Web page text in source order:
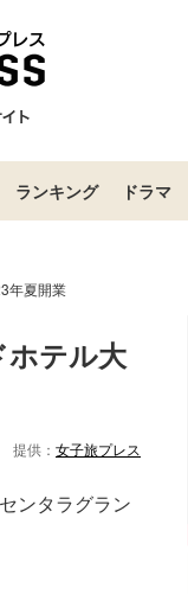
ランキング ドラマ
年夏開業
テル大
提供： 女子旅プレス
ンタラグラン